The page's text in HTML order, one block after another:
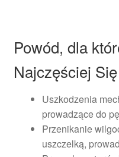
Powód, dla
Najczęściej
Uszkodzenia
prowadzące do
Przenikanie
uszczelką,